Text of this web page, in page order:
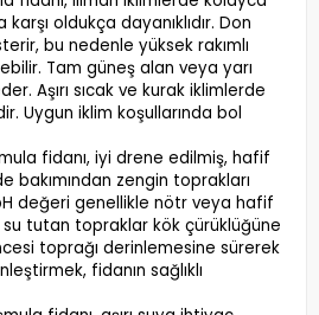
oldukça dayanıklıdır. Don
bu nedenle yüksek rakımlı
Tam güneş alan veya yarı
Aşırı sıcak ve kurak iklimlerde
Uygun iklim koşullarında bol
fidanı, iyi drene edilmiş, hafif
bakımından zengin toprakları
değeri genellikle nötr veya hafif
su tutan topraklar kök çürüklüğüne
toprağı derinlemesine sürerek
fidanın sağlıklı